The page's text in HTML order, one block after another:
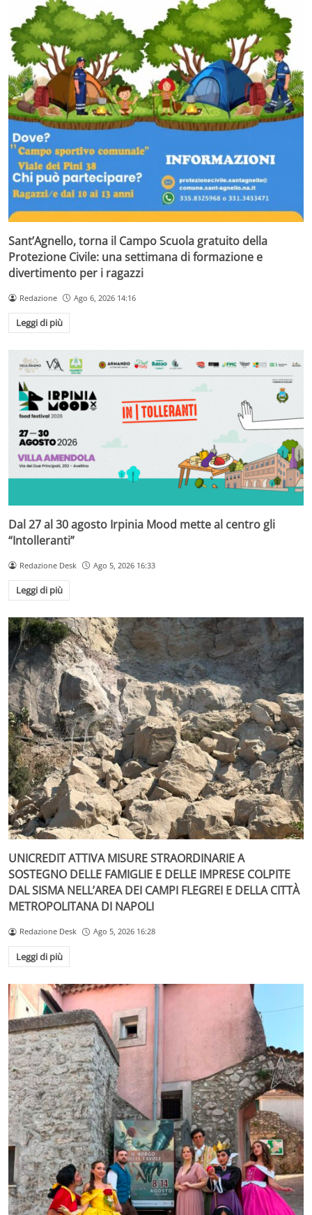
Sant’Agnello, torna il Campo Scuola gratuito della
Protezione Civile: una settimana di formazione e
divertimento per i ragazzi
Redazione Ago 6, 2026 14:16
Leggi di più
Dal 27 al 30 agosto Irpinia Mood mette al centro gli
“Intolleranti”
Redazione Desk Ago 5, 2026 16:33
Leggi di più
UNICREDIT ATTIVA MISURE STRAORDINARIE A
SOSTEGNO DELLE FAMIGLIE E DELLE IMPRESE COLPITE
DAL SISMA NELL’AREA DEI CAMPI FLEGREI E DELLA CITTÀ
METROPOLITANA DI NAPOLI
Redazione Desk Ago 5, 2026 16:28
Leggi di più